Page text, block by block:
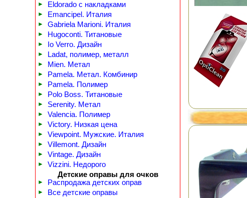
► Eldorado с накладками
► Emancipel. Италия
► Gabriela Marioni. Италия
► Hugoconti. Титановые
► Io Verro. Дизайн
► Ladat, полимер, металл
► Mien. Метал
► Pamela. Метал. Комбинир
► Pamela. Полимер
► Polo Boss. Титановые
► Serenity. Метал
► Valencia. Полимер
► Victory. Низкая цена
► Viewpoint. Мужские. Италия
► Villemont. Дизайн
► Vintage. Дизайн
►
Vizzini. Недорого
Детские оправы для очков
► Распродажа детских оправ
► Все детские оправы